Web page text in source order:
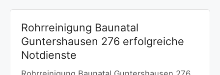
Rohrreinigung Baunatal
Guntershausen 276 erfolgreiche
Notdienste